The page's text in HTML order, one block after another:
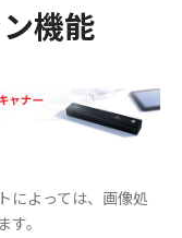
機能
によっては、画像処
。